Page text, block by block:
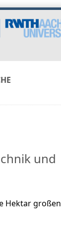
und
Hektar großen